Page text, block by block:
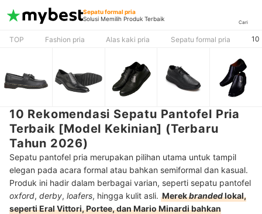
Sepatu formal pria
Solusi Memilih Produk Terbaik
Cari
TOP Fashion pria Alas kaki pria Sepatu formal pria 10
10 Rekomendasi Sepatu Pantofel Pria
Terbaik [Model Kekinian] (Terbaru
Tahun 2026)
Sepatu pantofel pria merupakan pilihan utama untuk tampil
elegan pada acara formal atau bahkan semiformal dan kasual.
Produk ini hadir dalam berbagai varian, seperti sepatu pantofel
oxford, derby, loafers, hingga kulit asli. Merekbrandedlokal,
seperti Eral Vittori, Portee, dan Mario Minardi bahkan